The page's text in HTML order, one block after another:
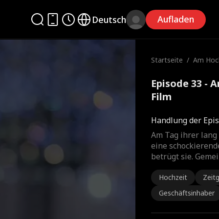
Deutsch Aufladen
Startseite / Am
Episode 33 -
Film
Handlung der
Am Tag ihrer
eine
betrügt sie.
Hochzeit
Geschäftsinhaber